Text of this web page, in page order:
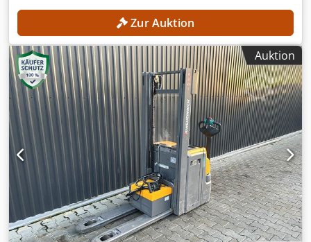
Zur Auktion
Auktion